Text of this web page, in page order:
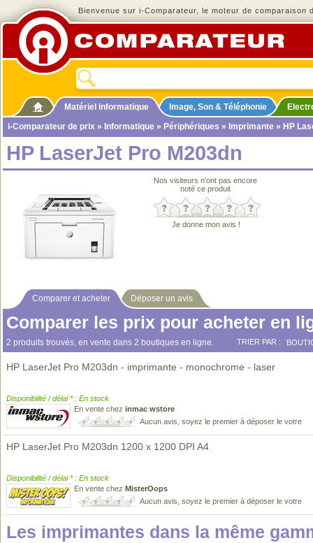
Bienvenue sur i-Comparateur, le moteur de comparaison
Matériel informatique Image, Son & Téléphonie
i-Comparateur de prix » Informatique » Périphériques » Imprimante » HP
HP LaserJet Pro M203dn
Nos visiteurs n'ont pas encore
noté ce produit
Je donne mon avis !
Comparer et acheter Déposer un avis
Comparer les prix pour acheter en
2 produits trouvés, en vente dans 2 boutiques en ligne. TRIER PAR :
HP LaserJet Pro M203dn - imprimante - monochrome - laser
Disponibilité / délai * : En stock
En vente chez inmac wstore
Aucun avis, soyez le premier à déposer le votre
HP LaserJet Pro M203dn 1200 x 1200 DPI A4
Disponibilité / délai * : En stock
En vente chez MisterOops
Aucun avis, soyez le premier à déposer le votre
Les imprimantes dans la même